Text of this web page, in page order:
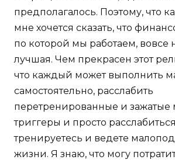
предполагалось. Поэтому, что
мне хочется сказать, что
по которой мы работаем, вовсе
лучшая. Чем прекрасен этот
что каждый может выполнить
самостоятельно, расслабить
перетренированные и
триггеры и просто
тренируетесь и ведете
жизни. Я знаю, что могу